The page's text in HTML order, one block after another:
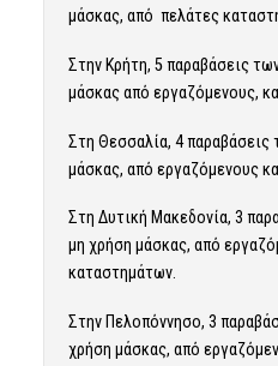
μάσκας, από πελάτες
Στην Κρήτη, 5 παραβάσεις
μάσκας από εργαζόμενους,
Στη Θεσσαλία, 4 παραβάσεις
μάσκας, από εργαζόμενους
Στη Δυτική Μακεδονία, 3
μη χρήση μάσκας, από
καταστημάτων.
Στην Πελοπόννησο, 3
χρήση μάσκας, από